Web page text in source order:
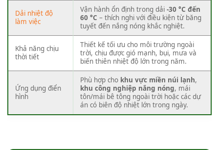
Dải nhiệt độ
làm việc
Vận hành ổn định trong dải -30 °C đến
60 °C – thích nghi với điều kiện từ băng
tuyết đến nắng nóng khắc nghiệt.
Khả năng chịu
thời tiết
Thiết kế tối ưu cho môi trường ngoài
trời, chịu được gió mạnh, bụi, mưa và
biến thiên nhiệt độ lớn trong năm.
Ứng dụng điển
hình
Phù hợp cho khu vực miền núi lạnh,
khu công nghiệp nắng nóng, mái
tôn/mái bê tông ngoài trời hoặc các dự
án có biên độ nhiệt lớn trong ngày.